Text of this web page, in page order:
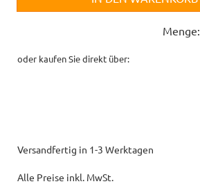
Menge:
oder kaufen Sie direkt über:
Versandfertig in 1-3 Werktagen
Alle Preise inkl. MwSt.